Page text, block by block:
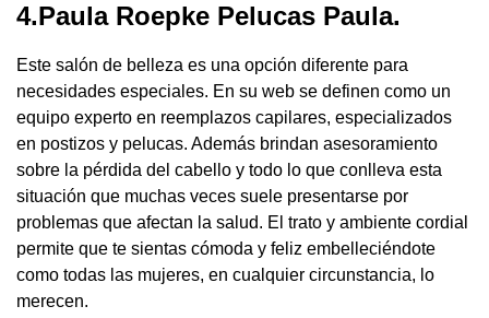
4.Paula Roepke Pelucas Paula.
Este salón de belleza es una opción diferente para
necesidades especiales. En su web se definen como un
equipo experto en reemplazos capilares, especializados
en postizos y pelucas. Además brindan asesoramiento
sobre la pérdida del cabello y todo lo que conlleva esta
situación que muchas veces suele presentarse por
problemas que afectan la salud. El trato y ambiente cordial
permite que te sientas cómoda y feliz embelleciéndote
como todas las mujeres, en cualquier circunstancia, lo
merecen.